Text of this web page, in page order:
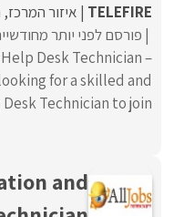
TELEFIRE איזור המרכז
פורסם לפני יותר
Desk Technician –
for a skilled and
Technician to join ...
and